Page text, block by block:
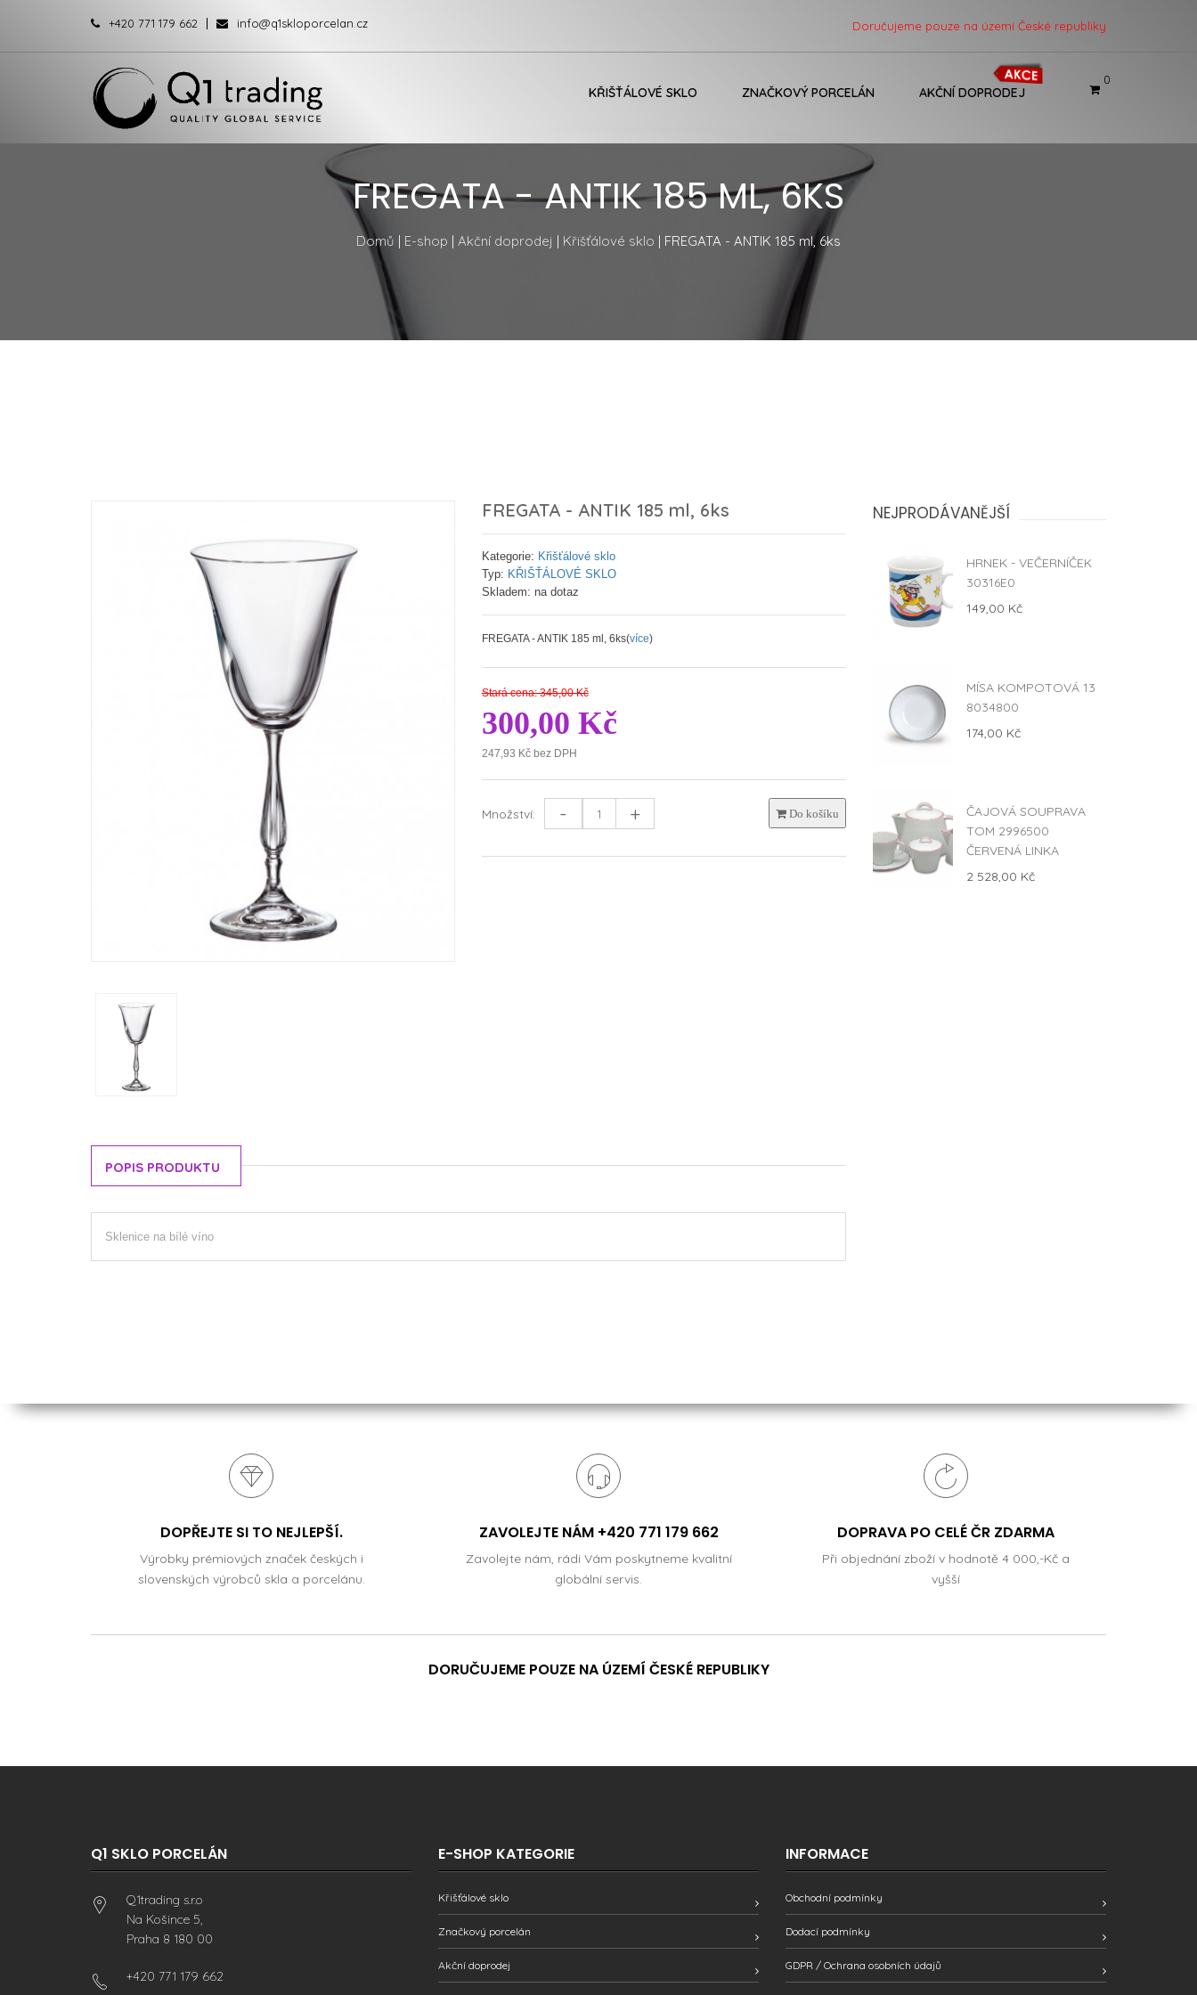
+420 771 179 662 info@q1skloporcelan.cz Doručujeme pouze na území České republiky
KŘIŠŤÁLOVÉ SKLO ZNAČKOVÝ PORCELÁN AKČNÍ DOPRODEJ
0
FREGATA - ANTIK 185 ML, 6KS
Domů | E-shop | Akční doprodej | Křišťálové sklo | FREGATA - ANTIK 185 ml, 6ks
FREGATA - ANTIK 185 ml, 6ks
Kategorie: Křišťálové sklo
Typ: KŘIŠŤÁLOVÉ SKLO
Skladem: na dotaz
FREGATA - ANTIK 185 ml, 6ks(více)
Stará cena: 345,00 Kč
300,00 Kč
247,93 Kč bez DPH
Množství: - + Do košíku
POPIS PRODUKTU
Sklenice na bílé víno
NEJPRODÁVANĚJŠÍ
HRNEK - VEČERNÍČEK
30316E0
149,00 Kč
MÍSA KOMPOTOVÁ 13
8034800
174,00 Kč
ČAJOVÁ SOUPRAVA
TOM 2996500
ČERVENÁ LINKA
2 528,00 Kč
DOPŘEJTE SI TO NEJLEPŠÍ.
Výrobky prémiových značek českých i
slovenských výrobců skla a porcelánu.
ZAVOLEJTE NÁM +420 771 179 662
Zavolejte nám, rádi Vám poskytneme kvalitní
globální servis.
DOPRAVA PO CELÉ ČR ZDARMA
Při objednání zboží v hodnotě 4 000,-Kč a
vyšší
DORUČUJEME POUZE NA ÚZEMÍ ČESKÉ REPUBLIKY
Q1 SKLO PORCELÁN
Q1trading s.r.o
Na Košince 5,
Praha 8 180 00
+420 771 179 662
E-SHOP KATEGORIE
Křišťálové sklo
Značkový porcelán
Akční doprodej
INFORMACE
Obchodní podmínky
Dodací podmínky
GDPR / Ochrana osobních údajů